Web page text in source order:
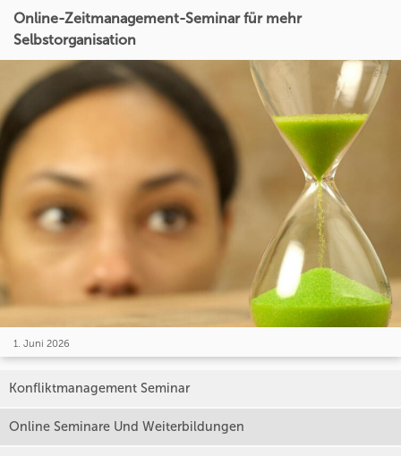
Online-Zeitmanagement-Seminar für mehr
Selbstorganisation
1. Juni 2026
Konfliktmanagement Seminar
Online Seminare Und Weiterbildungen